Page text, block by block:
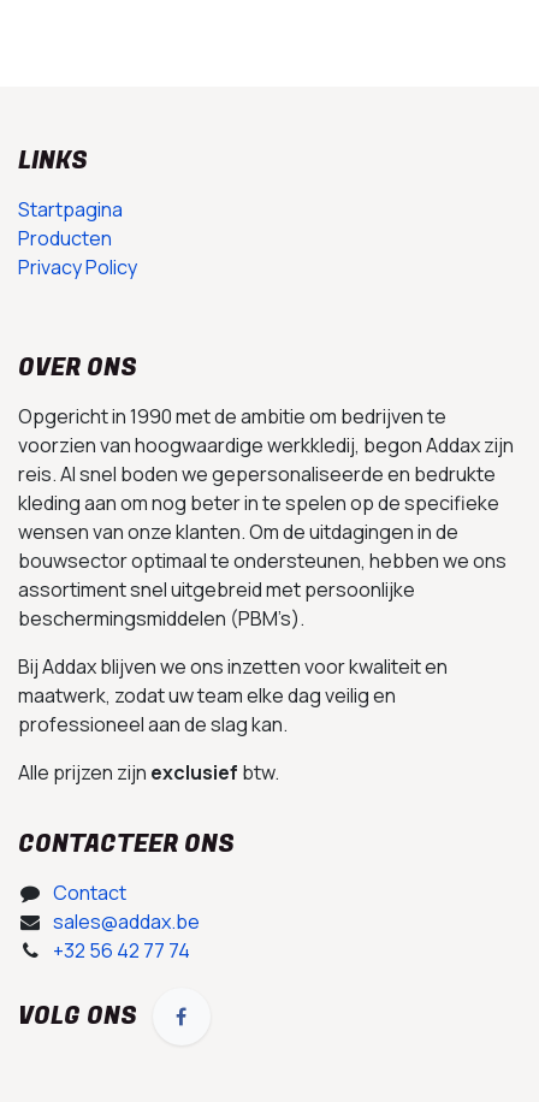
LINKS
Startpagina
Producten
Privacy Policy
OVER ONS
Opgericht in 1990 met de ambitie om bedrijven te
voorzien van hoogwaardige werkkledij, begon Addax zijn
reis. Al snel boden we gepersonaliseerde en bedrukte
kleding aan om nog beter in te spelen op de specifieke
wensen van onze klanten. Om de uitdagingen in de
bouwsector optimaal te ondersteunen, hebben we ons
assortiment snel uitgebreid met persoonlijke
beschermingsmiddelen (PBM’s).
Bij Addax blijven we ons inzetten voor kwaliteit en
maatwerk, zodat uw team elke dag veilig en
professioneel aan de slag kan.
Alle prijzen zijn exclusief btw.
CONTACTEER ONS
Contact
sales@addax.be
+32 56 42 77 74
VOLG ONS